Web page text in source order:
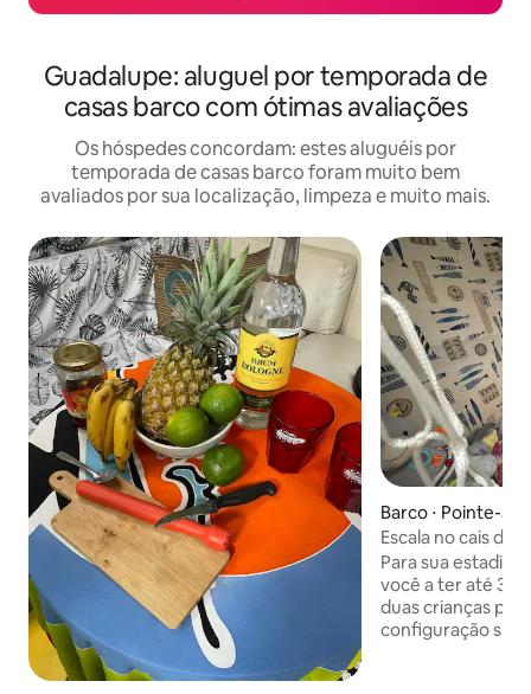
Guadalupe: aluguel por temporada de
casas barco com ótimas avaliações
Os hóspedes concordam: estes aluguéis por
temporada de casas barco foram muito bem
avaliados por sua localização, limpeza e muito mais.
Barco ⋅ Pointe-à-
Escala no cais de
Para sua estadia
você a ter até 3
duas crianças
configuração